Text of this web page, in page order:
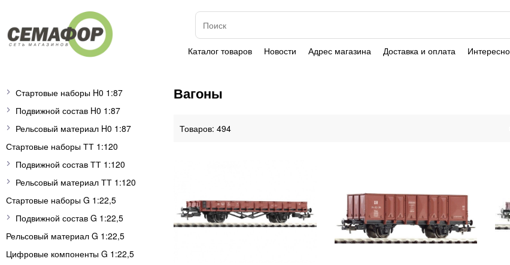
Каталог товаров Новости Адрес магазина Доставка и оплата
Стартовые наборы H0 1:87
Подвижной состав H0 1:87
Рельсовый материал H0 1:87
Стартовые наборы ТТ 1:120
Подвижной состав ТТ 1:120
Рельсовый материал ТТ 1:120
Стартовые наборы G 1:22,5
Подвижной состав G 1:22,5
Рельсовый материал G 1:22,5
Цифровые компоненты G 1:22,5
Вагоны
494